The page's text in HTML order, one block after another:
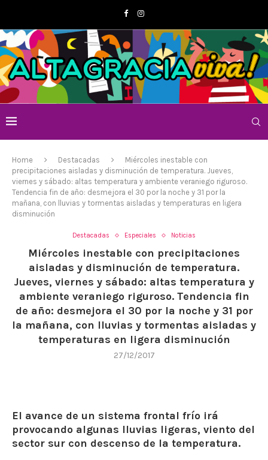
Home Destacadas
Miércoles inestable con
precipitaciones aisladas y disminución de temperatura. Jueves,
viernes y sábado: altas temperatura y ambiente veraniego riguroso.
Tendencia fin de año: desmejora el 30 por la noche y 31 por la
mañana, con lluvias y tormentas aisladas y temperaturas en ligera
disminución
Destacadas Especiales Noticias
Miércoles inestable con precipitaciones
aisladas y disminución de temperatura.
Jueves, viernes y sábado: altas temperatura y
ambiente veraniego riguroso. Tendencia fin
de año: desmejora el 30 por la noche y 31 por
la mañana, con lluvias y tormentas aisladas y
temperaturas en ligera disminución
27/12/2017
El avance de un sistema frontal frío irá
provocando algunas lluvias ligeras, viento del
sector sur con descenso de la temperatura.